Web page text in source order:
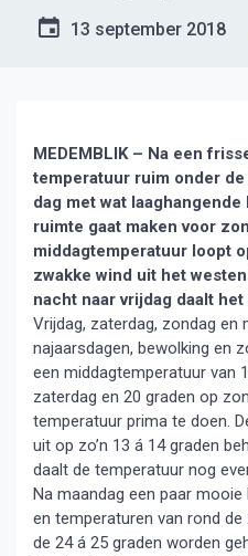
13 september 2018
MEDEMBLIK – Na een
temperatuur ruim onder
dag met wat
ruimte gaat maken voor
middagtemperatuur loopt
zwakke wind uit het
nacht naar vrijdag daalt
Vrijdag, zaterdag, zondag en
najaarsdagen, bewolking en
een middagtemperatuur van
zaterdag en 20 graden op
temperatuur prima te doen.
uit op zo’n 13 á 14 graden
daalt de temperatuur nog
Na maandag een paar
en temperaturen van rond
de 24 á 25 graden worden